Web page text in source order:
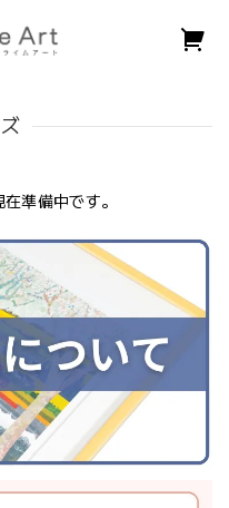
準備中です。